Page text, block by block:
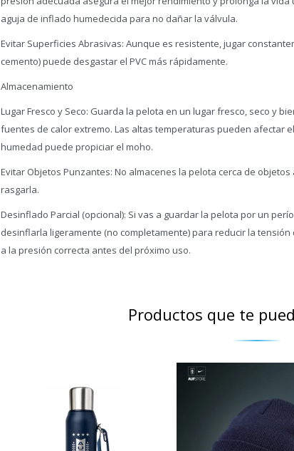
aguja de inflado humedecida para no dañar la válvula.
Evitar Superficies Abrasivas: Aunque es resistente, jugar
cemento) puede desgastar el PVC más rápidamente.
Almacenamiento
Lugar Fresco y Seco: Guarda la pelota en un lugar fresco, seco y
fuentes de calor extremo. Las altas temperaturas pueden afectar
humedad puede propiciar el moho.
Evitar Objetos Punzantes: No almacenes la pelota cerca de
rasgarla.
Desinflado Parcial (opcional): Si vas a guardar la pelota por un
desinflarla ligeramente (no completamente) para reducir la
a la presión correcta antes del próximo uso.
Productos que te